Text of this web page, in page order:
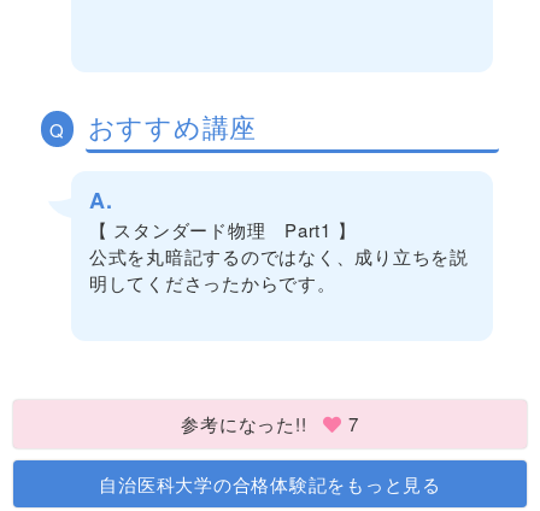
Q おすすめ講座
A.
【 スタンダード物理 Part1 】
公式を丸暗記するのではなく、成り立ちを説
明してくださったからです。
参考になった!! 7
自治医科大学の合格体験記をもっと見る